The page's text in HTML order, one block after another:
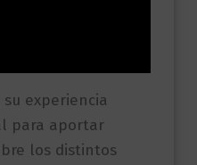
experiencia
para aportar
los distintos